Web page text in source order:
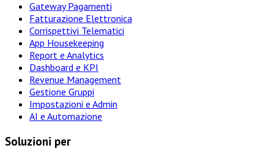
Gateway Pagamenti
Fatturazione Elettronica
Corrispettivi Telematici
App Housekeeping
Report e Analytics
Dashboard e KPI
Revenue Management
Gestione Gruppi
Impostazioni e Admin
AI e Automazione
Soluzioni per